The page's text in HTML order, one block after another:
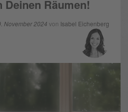
Räumen!
November 2024 von Isabel Eichenberg